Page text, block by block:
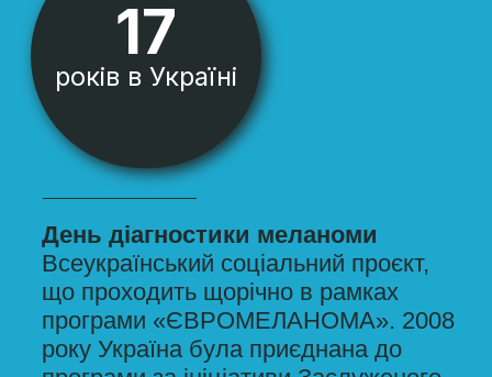
Основним завданням кампанії є
поширення серед населення
інформації про способи запобігання
розвитку меланоми – однієї з
найбільш злоякісних пухлин, шляхом
проведення щорічних безкоштовних
оглядів населення та надання
інформації про меланому та рак
шкіри і способам раннього виявлення
та профілактики цих захворювань.
координує європейське
співтовариство дерматологів, що на
добровільних засадах працює заради
цієї доброчинної справи. Вперше
кампанія була проведена у Бельгії у
1999 році, після чого поширилась на
33 країни.